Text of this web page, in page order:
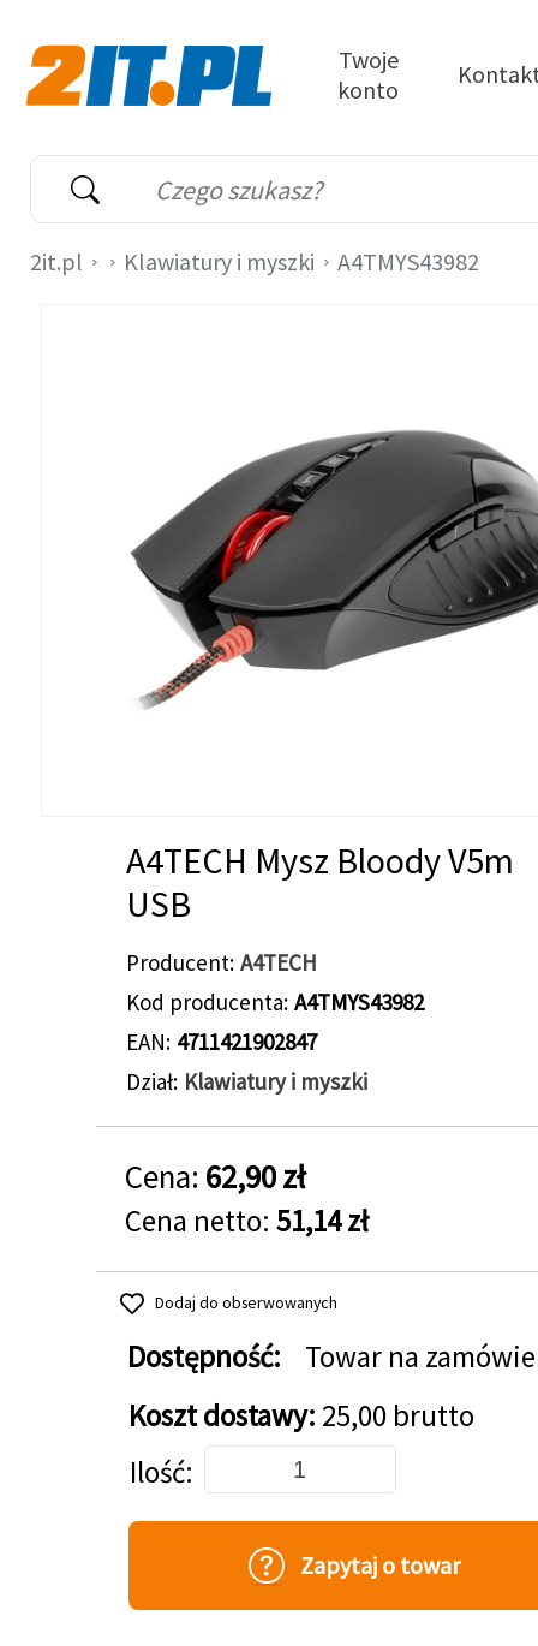
Wyszukiwarka
Słowo kluczowe
Twoje
konto
2it.pl Klawiatury i myszki A4TMYS43982
A4TECH Mysz Bloody V5m
USB
Producent A4TECH
Kod producenta A4TMYS43982
EAN 4711421902847
Dział Klawiatury i myszki
Cena: 62,90 zł
Cena netto:51,14 zł
Dodaj do obserwowanych
Dostępność:
Towar na
Koszt dostawy: 25,00 brutto
Dodaj do koszyka
Ilość
Zapytaj o towar